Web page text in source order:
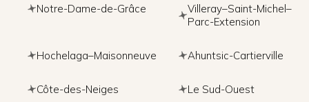
Notre-Dame-de-Grâce
Villeray–Saint-Michel–
Parc-Extension
Hochelaga–Maisonneuve Ahuntsic-Cartierville
Côte-des-Neiges Le Sud-Ouest